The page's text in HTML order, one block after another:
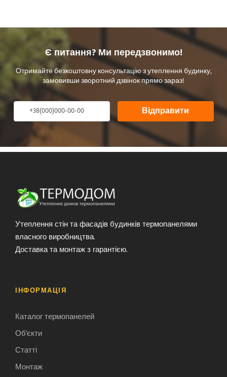
Є питання? Ми передзвонимо!
Отримайте безкоштовну консультацію з утеплення будинку,
замовивши зворотний дзвінок прямо зараз!
Відправити
Утеплення стін та фасадів будинків термопанелями
власного виробництва.
Доставка та монтаж з гарантією.
ІНФОРМАЦІЯ
Каталог термопанелей
Об'єкти
Статті
Монтаж